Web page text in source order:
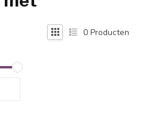
0 Producten